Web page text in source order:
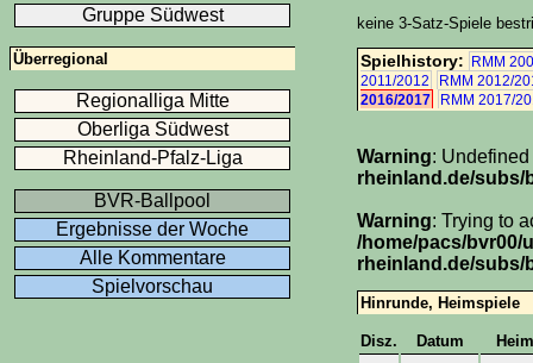
keine 3-Satz-Spiele
Spielhistory:
RMM
2011/2012
RMM 2012/
2016/2017
RMM 2017/
Warning:
rheinland.de/subs/
Warning: Trying to
/home/pacs/bvr00/
rheinland.de/subs/
Hinrunde, Heimspiele
Disz. Datum Heim
Gruppe Südwest
Überregional
Regionalliga Mitte
Oberliga Südwest
Rheinland-Pfalz-Liga
BVR-Ballpool
Ergebnisse der Woche
Alle Kommentare
Spielvorschau